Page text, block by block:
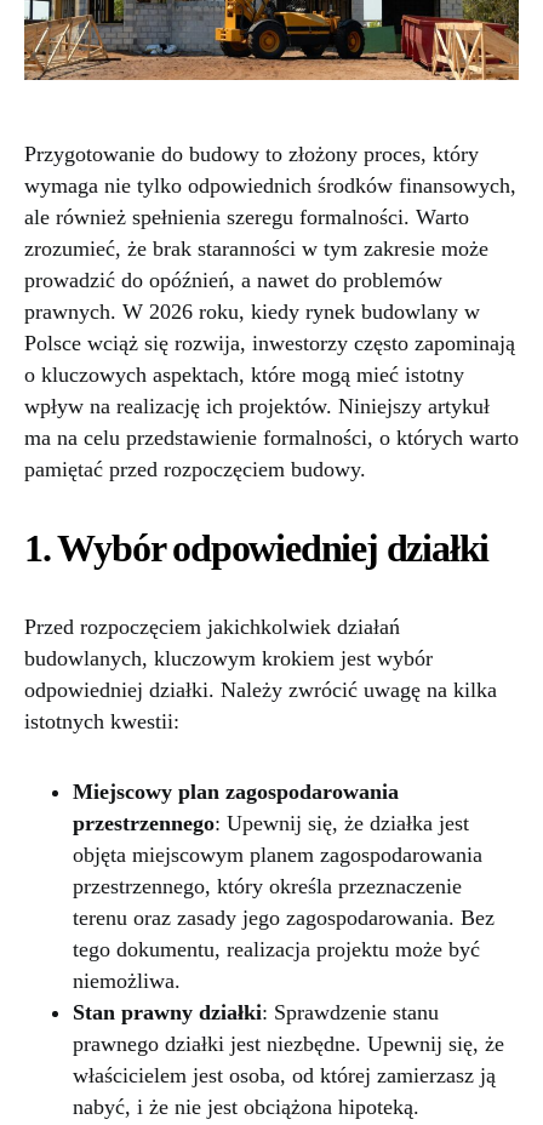
Przygotowanie do budowy to złożony proces, który
wymaga nie tylko odpowiednich środków finansowych,
ale również spełnienia szeregu formalności. Warto
zrozumieć, że brak staranności w tym zakresie może
prowadzić do opóźnień, a nawet do problemów
prawnych. W 2026 roku, kiedy rynek budowlany w
Polsce wciąż się rozwija, inwestorzy często zapominają
o kluczowych aspektach, które mogą mieć istotny
wpływ na realizację ich projektów. Niniejszy artykuł
ma na celu przedstawienie formalności, o których warto
pamiętać przed rozpoczęciem budowy.
1. Wybór odpowiedniej działki
Przed rozpoczęciem jakichkolwiek działań
budowlanych, kluczowym krokiem jest wybór
odpowiedniej działki. Należy zwrócić uwagę na kilka
istotnych kwestii:
Miejscowy plan zagospodarowania
przestrzennego: Upewnij się, że działka jest
objęta miejscowym planem zagospodarowania
przestrzennego, który określa przeznaczenie
terenu oraz zasady jego zagospodarowania. Bez
tego dokumentu, realizacja projektu może być
niemożliwa.
Stan prawny działki: Sprawdzenie stanu
prawnego działki jest niezbędne. Upewnij się, że
właścicielem jest osoba, od której zamierzasz ją
nabyć, i że nie jest obciążona hipoteką.